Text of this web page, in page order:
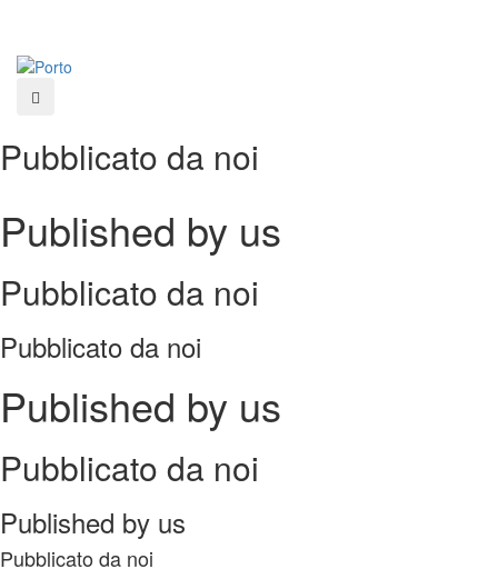
contenuto
principale
Pubblicato da noi
Published by us
Pubblicato da noi
Pubblicato da noi
Published by us
Pubblicato da noi
Published by us
Pubblicato da noi